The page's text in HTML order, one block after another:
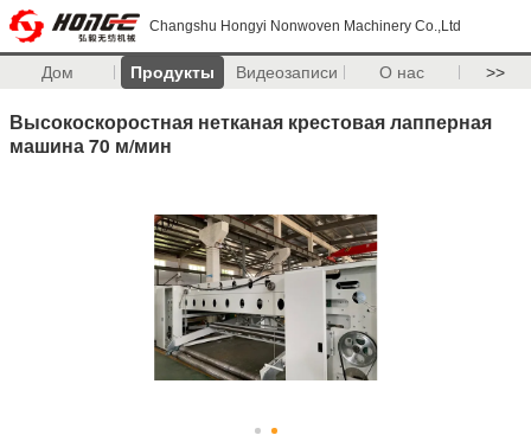
Changshu Hongyi Nonwoven Machinery Co.,Ltd
Дом Продукты Видеозаписи О нас >>
Высокоскоростная нетканая крестовая лапперная
машина 70 м/мин